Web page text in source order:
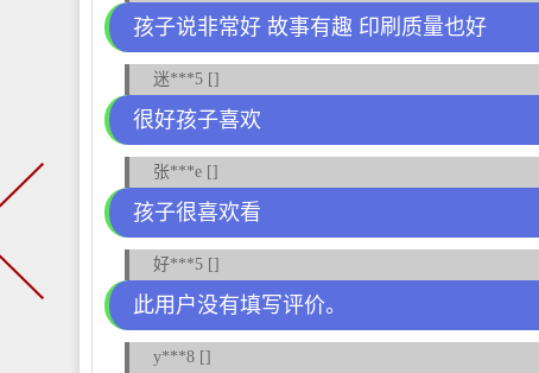
孩子说非常好 故事有趣 印刷质量也好
迷***5 []
很好孩子喜欢
张***e []
孩子很喜欢看
好***5 []
此用户没有填写评价。
y***8 []